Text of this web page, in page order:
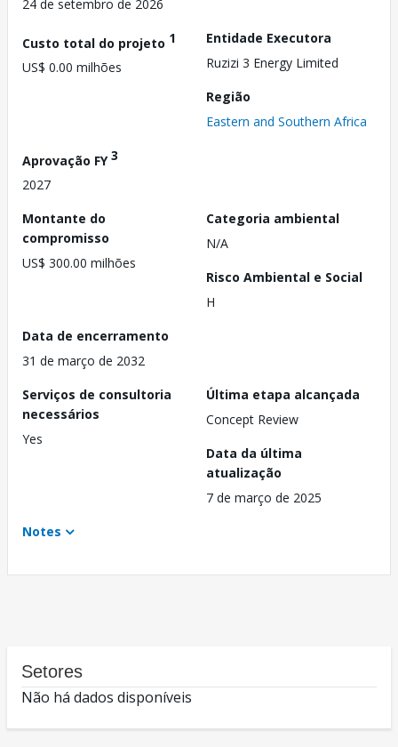
24 de setembro de 2026
Custo total do projeto 1
US$ 0.00 milhões
Entidade Executora
Ruzizi 3 Energy Limited
Região
Eastern and Southern Africa
Aprovação FY3
2027
Montante do
compromisso
US$ 300.00 milhões
Categoria ambiental
N/A
Risco Ambiental e Social
H
Data de encerramento
31 de março de 2032
Serviços de consultoria
necessários
Yes
Última etapa alcançada
Concept Review
Data da última
atualização
7 de março de 2025
Notes
Setores
Não há dados disponíveis